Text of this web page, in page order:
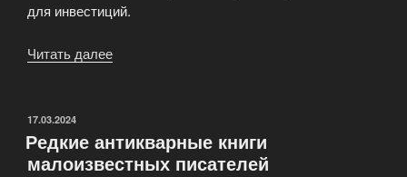
для инвестиций.
Читать далее
что
нужно
ОПУБЛИКОВАНО
17.03.2024
Редкие антикварные книги
малоизвестных писателей